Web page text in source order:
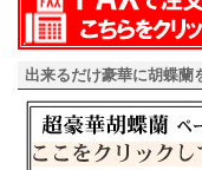
出来るだけ豪華に胡蝶蘭